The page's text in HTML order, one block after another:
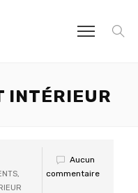
INTÉRIEUR
,
Aucun
commentaire